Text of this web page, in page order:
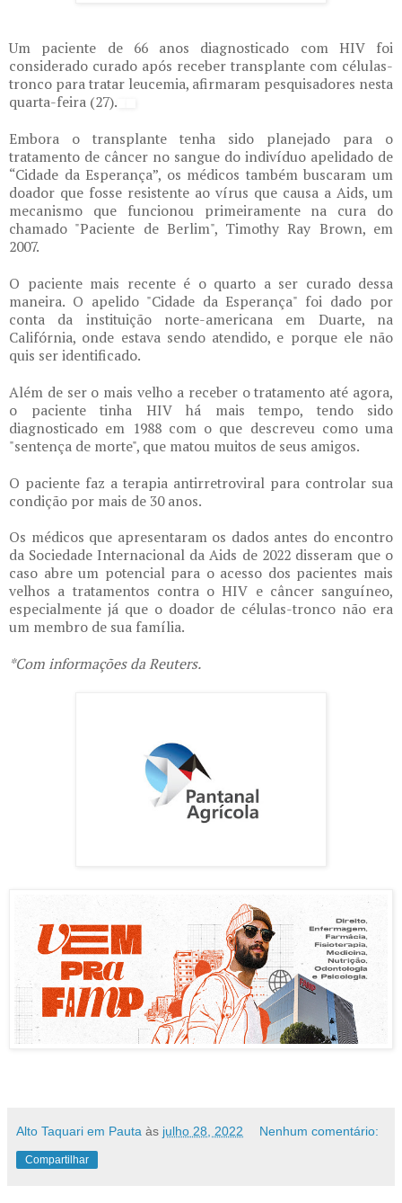
Um paciente de 66 anos diagnosticado com HIV foi
considerado curado após receber transplante com células-
tronco para tratar leucemia, afirmaram pesquisadores nesta
quarta-feira (27).
Embora o transplante tenha sido planejado para o
tratamento de câncer no sangue do indivíduo apelidado de
“Cidade da Esperança”, os médicos também buscaram um
doador que fosse resistente ao vírus que causa a Aids, um
mecanismo que funcionou primeiramente na cura do
chamado "Paciente de Berlim", Timothy Ray Brown, em
2007.
O paciente mais recente é o quarto a ser curado dessa
maneira. O apelido "Cidade da Esperança" foi dado por
conta da instituição norte-americana em Duarte, na
Califórnia, onde estava sendo atendido, e porque ele não
quis ser identificado.
Além de ser o mais velho a receber o tratamento até agora,
o paciente tinha HIV há mais tempo, tendo sido
diagnosticado em 1988 com o que descreveu como uma
"sentença de morte", que matou muitos de seus amigos.
O paciente faz a terapia antirretroviral para controlar sua
condição por mais de 30 anos.
Os médicos que apresentaram os dados antes do encontro
da Sociedade Internacional da Aids de 2022 disseram que o
caso abre um potencial para o acesso dos pacientes mais
velhos a tratamentos contra o HIV e câncer sanguíneo,
especialmente já que o doador de células-tronco não era
um membro de sua família.
*Com informações da Reuters.
Alto Taquari em Pauta às julho 28, 2022 Nenhum comentário:
Compartilhar